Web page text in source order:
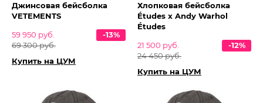
Джинсовая бейсболка
VETEMENTS
59 950 руб.
69 300 руб.
-13%
Купить на ЦУМ
Хлопковая бейсболка
Études x Andy Warhol
Études
21 500 руб.
24 450 руб.
-12%
Купить на ЦУМ